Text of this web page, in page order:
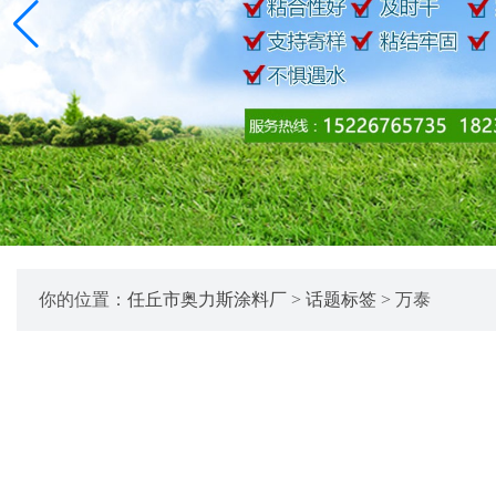
你的位置： 任丘市奥力斯涂料厂 > 话题标签 > 万泰